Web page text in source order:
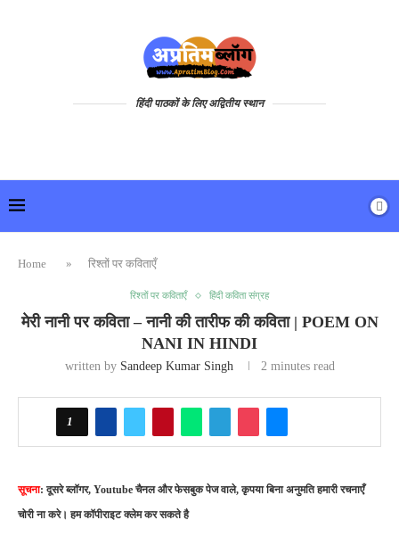
हिंदी पाठकों के लिए अद्वितीय स्थान
Home » रिश्तों पर कविताएँ
रिश्तों पर कविताएँ हिंदी कविता संग्रह
मेरी नानी पर कविता – नानी की तारीफ की कविता | POEM ON
NANI IN HINDI
written by Sandeep Kumar Singh 2 minutes read
1
सूचना: दूसरे ब्लॉगर, Youtube चैनल और फेसबुक पेज वाले, कृपया बिना अनुमति हमारी रचनाएँ
चोरी ना करे। हम कॉपीराइट क्लेम कर सकते है